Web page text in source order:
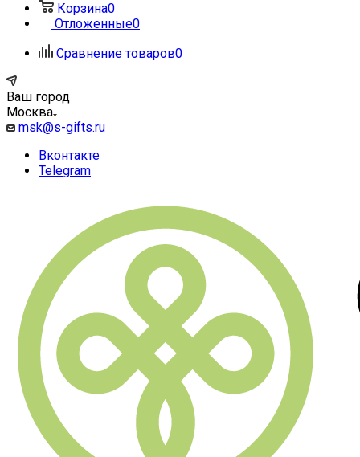
Корзина0
Отложенные0
Сравнение товаров0
Ваш город
Москва
msk@s-gifts.ru
Вконтакте
Telegram